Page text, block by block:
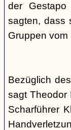
der
sagten, dass
Gruppen
Bezüglich
sagt Theodor
Scharführer